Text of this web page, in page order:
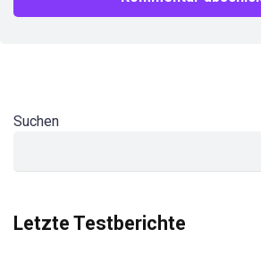
Suchen
Letzte Testberichte